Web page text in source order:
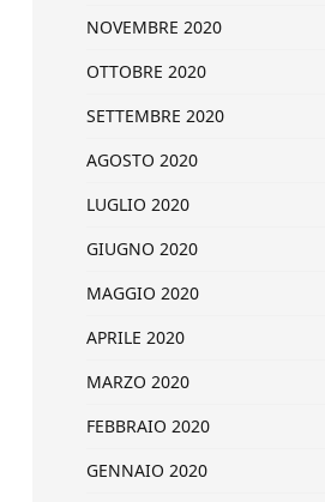
NOVEMBRE 2020
OTTOBRE 2020
SETTEMBRE 2020
AGOSTO 2020
LUGLIO 2020
GIUGNO 2020
MAGGIO 2020
APRILE 2020
MARZO 2020
FEBBRAIO 2020
GENNAIO 2020